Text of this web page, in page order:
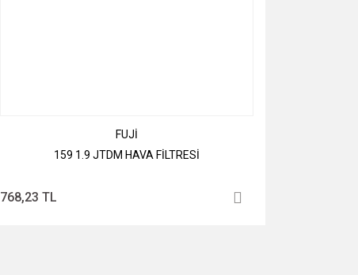
FUJİ
159 1.9 JTDM HAVA FİLTRESİ
768,23 TL